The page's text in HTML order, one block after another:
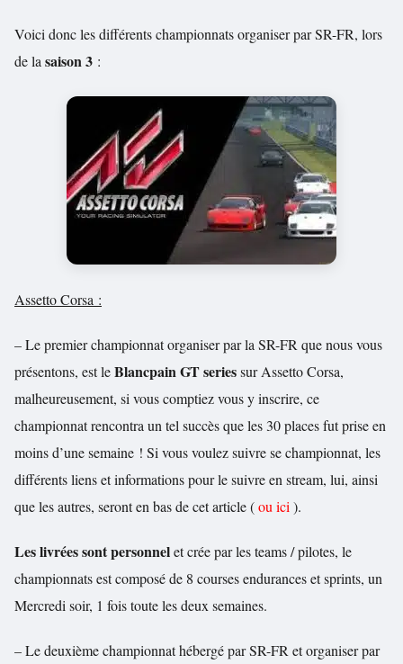
Voici donc les différents championnats organiser par SR-FR, lors
de lasaison 3 :
Assetto Corsa :
– Le premier championnat organiser par la SR-FR que nous vous
présentons, est leBlancpain GT seriessur Assetto Corsa,
malheureusement, si vous comptiez vous y inscrire, ce
championnat rencontra un tel succès que les 30 places fut prise en
moins d’une semaine ! Si vous voulez suivre se championnat, les
différents liens et informations pour le suivre en stream, lui, ainsi
que les autres, seront en bas de cet article (ou ici).
Les livrées sont personnelet crée par les teams / pilotes, le
championnats est composé de 8 courses endurances et sprints, un
Mercredi soir, 1 fois toute les deux semaines.
– Le deuxième championnat hébergé par SR-FR et organiser par